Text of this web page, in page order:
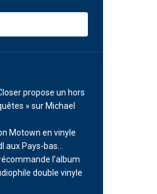
propose un hors
» sur Michael
Motown en vinyle
aux Pays-bas…
l’album
double vinyle